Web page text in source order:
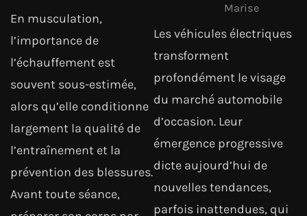
En musculation,
l’importance de
l’échauffement est
souvent sous-estimée,
alors qu’elle conditionne
largement la qualité de
l’entraînement et la
prévention des blessures.
Avant toute séance,
Marise
Les véhicules électriques
transforment
profondément le visage
du marché automobile
d’occasion. Leur
émergence progressive
dicte aujourd’hui de
nouvelles tendances,
parfois inattendues, qui